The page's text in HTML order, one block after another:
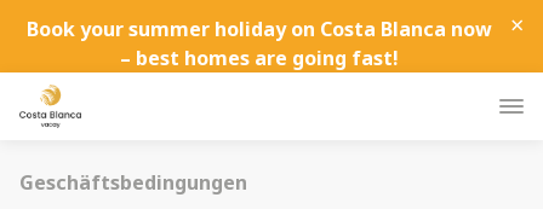
Geschäftsbedingungen
Book your summer holiday on Costa Blanca now
– best homes are going fast!
×